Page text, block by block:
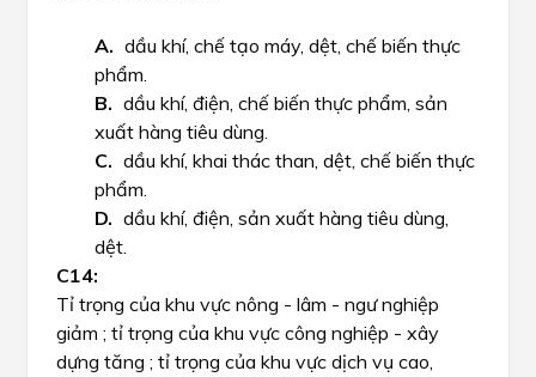
dầu khí, chế tạo máy, dệt, chế biến thực
phẩm.
dầu khí, điện, chế biến thực phẩm, sản
xuất hàng tiêu dùng.
dầu khí, khai thác than, dệt, chế biến thực
phẩm.
dầu khí, điện, sản xuất hàng tiêu dùng,
dệt.
Tỉ trọng của khu vực nông - lâm - ngư nghiệp
giảm ; tỉ trọng của khu vực công nghiệp - xây
dựng tăng ; tỉ trọng của khu vực dịch vụ cao,